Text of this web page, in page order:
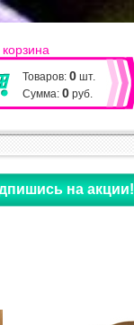
Товаров: 0 шт.
Сумма: 0 руб.
на акции!